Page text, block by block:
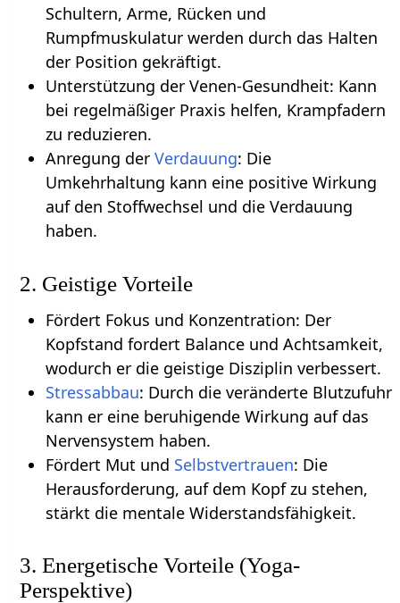
Schultern, Arme, Rücken und
Rumpfmuskulatur werden durch das Halten
der Position gekräftigt.
Unterstützung der Venen-Gesundheit: Kann
bei regelmäßiger Praxis helfen, Krampfadern
zu reduzieren.
Anregung der Verdauung: Die
Umkehrhaltung kann eine positive Wirkung
auf den Stoffwechsel und die Verdauung
haben.
2. Geistige Vorteile
Fördert Fokus und Konzentration: Der
Kopfstand fordert Balance und Achtsamkeit,
wodurch er die geistige Disziplin verbessert.
Stressabbau: Durch die veränderte Blutzufuhr
kann er eine beruhigende Wirkung auf das
Nervensystem haben.
Fördert Mut und Selbstvertrauen: Die
Herausforderung, auf dem Kopf zu stehen,
stärkt die mentale Widerstandsfähigkeit.
3. Energetische Vorteile (Yoga-
Perspektive)